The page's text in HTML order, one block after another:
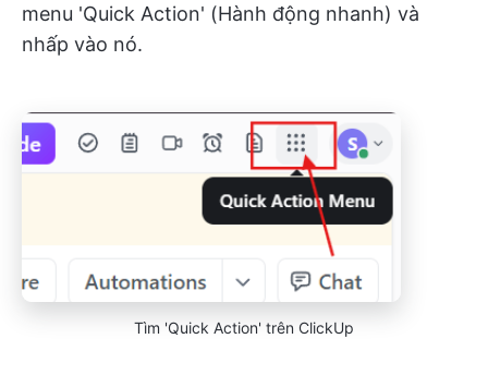
menu 'Quick Action' (Hành động nhanh) và
nhấp vào nó.
Tìm 'Quick Action' trên ClickUp